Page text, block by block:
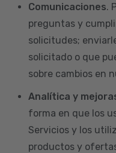
Comunicaciones.
preguntas y
solicitudes;
solicitado o que
sobre cambios en
Analítica y
forma en que los
Servicios y los
productos y